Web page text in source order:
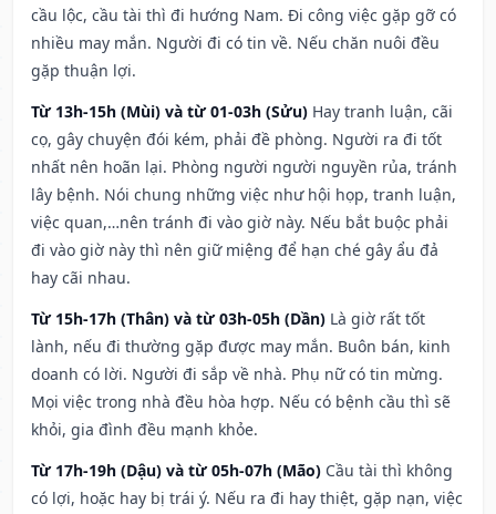
cầu lộc, cầu tài thì đi hướng Nam. Đi công việc gặp gỡ có
nhiều may mắn. Người đi có tin về. Nếu chăn nuôi đều
gặp thuận lợi.
Từ 13h-15h (Mùi) và từ 01-03h (Sửu) Hay tranh luận, cãi
cọ, gây chuyện đói kém, phải đề phòng. Người ra đi tốt
nhất nên hoãn lại. Phòng người người nguyền rủa, tránh
lây bệnh. Nói chung những việc như hội họp, tranh luận,
việc quan,…nên tránh đi vào giờ này. Nếu bắt buộc phải
đi vào giờ này thì nên giữ miệng để hạn ché gây ẩu đả
hay cãi nhau.
Từ 15h-17h (Thân) và từ 03h-05h (Dần) Là giờ rất tốt
lành, nếu đi thường gặp được may mắn. Buôn bán, kinh
doanh có lời. Người đi sắp về nhà. Phụ nữ có tin mừng.
Mọi việc trong nhà đều hòa hợp. Nếu có bệnh cầu thì sẽ
khỏi, gia đình đều mạnh khỏe.
Từ 17h-19h (Dậu) và từ 05h-07h (Mão) Cầu tài thì không
có lợi, hoặc hay bị trái ý. Nếu ra đi hay thiệt, gặp nạn, việc